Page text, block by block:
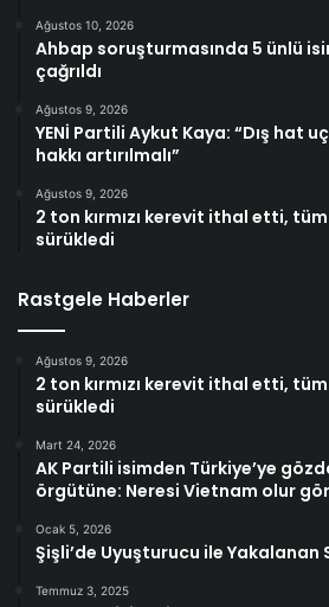
Ağustos 10, 2026
Ahbap soruşturmasında 5 ünlü
çağrıldı
Ağustos 9, 2026
YENİ Partili Aykut Kaya: “Dış hat
hakkı artırılmalı”
Ağustos 9, 2026
2 ton kırmızı kerevit ithal etti,
sürükledi
Rastgele Haberler
Ağustos 9, 2026
2 ton kırmızı kerevit ithal etti,
sürükledi
Mart 24, 2026
AK Partili isimden Türkiye’ye
örgütüne: Neresi Vietnam olur
Ocak 5, 2026
Şişli’de Uyuşturucu ile Yakalanan
Temmuz 3, 2025